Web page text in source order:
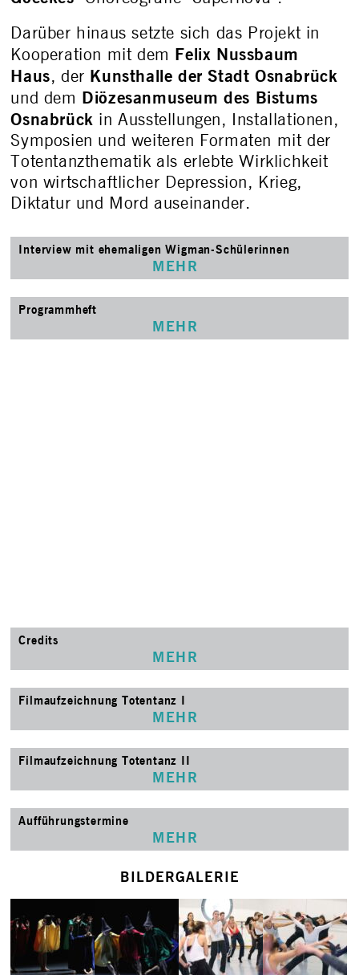
Darüber hinaus setzte sich das Projekt in
Kooperation mit dem Felix Nussbaum
Haus, der Kunsthalle der Stadt Osnabrück
und dem Diözesanmuseum des Bistums
Osnabrück in Ausstellungen, Installationen,
Symposien und weiteren Formaten mit der
Totentanzthematik als erlebte Wirklichkeit
von wirtschaftlicher Depression, Krieg,
Diktatur und Mord auseinander.
Interview mit ehemaligen Wigman-Schülerinnen
MEHR
Programmheft
MEHR
Credits
MEHR
Filmaufzeichnung Totentanz I
MEHR
Filmaufzeichnung Totentanz II
MEHR
Aufführungstermine
MEHR
BILDERGALERIE